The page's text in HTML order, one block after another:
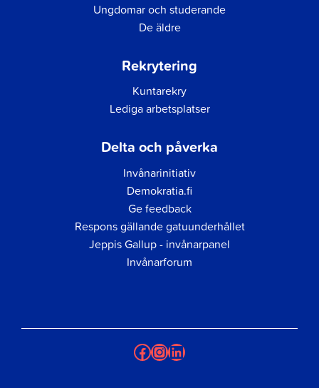
Ungdomar och studerande
De äldre
Rekrytering
Kuntarekry
Lediga arbetsplatser
Delta och påverka
Invånarinitiativ
Demokratia.fi
Ge feedback
Respons gällande gatuunderhållet
Jeppis Gallup - invånarpanel
Invånarforum
Facebook
Instagram
LinkedIn